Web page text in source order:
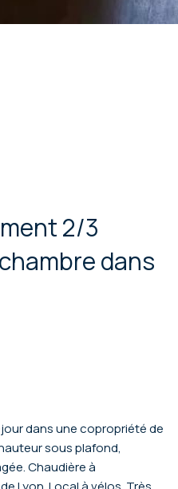
2/3
dans
dans une copropriété de
sous plafond,
Chaudière à
Lyon. Local à vélos. Très